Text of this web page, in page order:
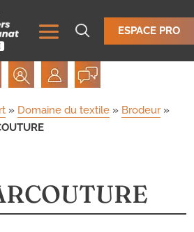
ESPACE PRO
» Domaine du textile » Brodeur»